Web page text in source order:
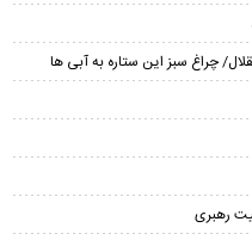
چراغ سبز این ستاره به آبی ها